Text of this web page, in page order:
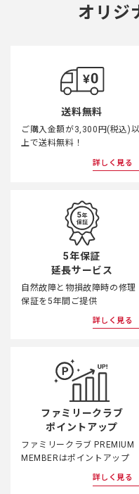
オリジ
送料無料
ご購入金額が3,300円(税込)以
上で送料無料！
詳しく見る
5年保証
延長サービス
自然故障と物損故障時の修理
保証を5年間ご提供
詳しく見る
ファミリークラブ
ポイントアップ
ファミリークラブ PREMIUM
MEMBERはポイントアップ
詳しく見る